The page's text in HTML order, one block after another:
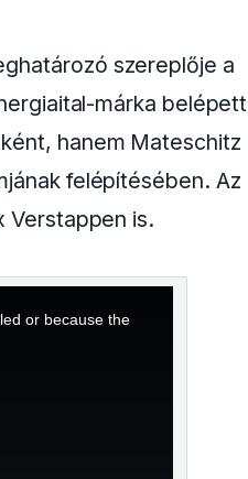
szereplője a
márka belépett
hanem Mateschitz
felépítésében. Az
Verstappen is.
or because the